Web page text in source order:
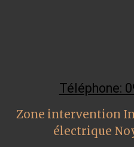
Téléphone:
Zone intervention
électrique